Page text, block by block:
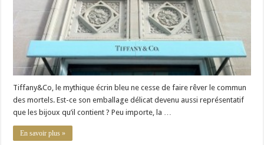
Tiffany&Co, le mythique écrin bleu ne cesse de faire rêver le commun
des mortels. Est-ce son emballage délicat devenu aussi représentatif
que les bijoux qu’il contient ? Peu importe, la …
En savoir plus »